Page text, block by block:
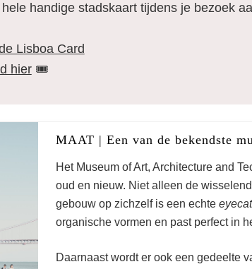
handige stadskaart tijdens je bezoek
Lisboa Card
hier🎟️
MAAT | Een van de bekendste
Het Museum of Art, Architecture and
oud en nieuw. Niet alleen de
gebouw op zichzelf is een echte
organische vormen en past perfect in
Daarnaast wordt er ook een gedeelte